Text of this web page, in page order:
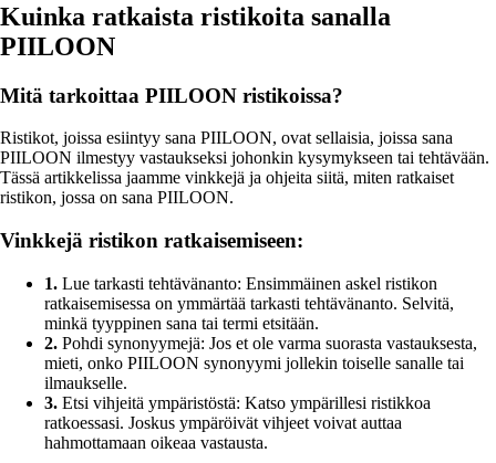
Kuinka ratkaista ristikoita sanalla
PIILOON
Mitä tarkoittaa PIILOON ristikoissa?
Ristikot, joissa esiintyy sana PIILOON, ovat sellaisia, joissa sana
PIILOON ilmestyy vastaukseksi johonkin kysymykseen tai tehtävään.
Tässä artikkelissa jaamme vinkkejä ja ohjeita siitä, miten ratkaiset
ristikon, jossa on sana PIILOON.
Vinkkejä ristikon ratkaisemiseen:
1. Lue tarkasti tehtävänanto: Ensimmäinen askel ristikon
ratkaisemisessa on ymmärtää tarkasti tehtävänanto. Selvitä,
minkä tyyppinen sana tai termi etsitään.
2. Pohdi synonyymejä: Jos et ole varma suorasta vastauksesta,
mieti, onko PIILOON synonyymi jollekin toiselle sanalle tai
ilmaukselle.
3. Etsi vihjeitä ympäristöstä: Katso ympärillesi ristikkoa
ratkoessasi. Joskus ympäröivät vihjeet voivat auttaa
hahmottamaan oikeaa vastausta.